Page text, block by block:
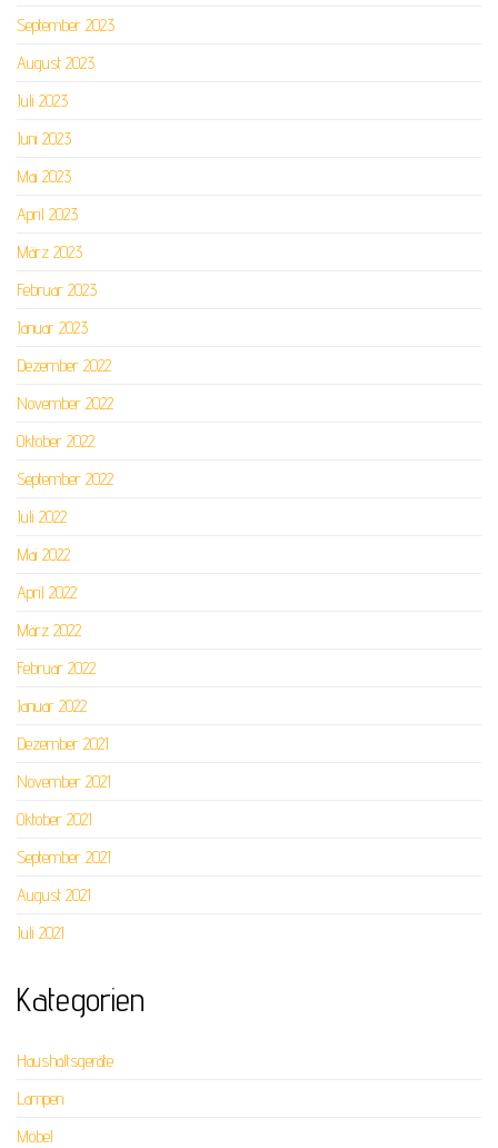
September 2023
August 2023
Juli 2023
Juni 2023
Mai 2023
April 2023
März 2023
Februar 2023
Januar 2023
Dezember 2022
November 2022
Oktober 2022
September 2022
Juli 2022
Mai 2022
April 2022
März 2022
Februar 2022
Januar 2022
Dezember 2021
November 2021
Oktober 2021
September 2021
August 2021
Juli 2021
Kategorien
Haushaltsgeräte
Lampen
Möbel